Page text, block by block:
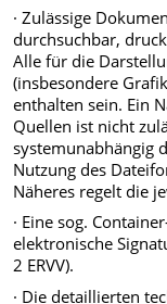
· Zulässige
durchsuchbar,
Alle für die
(insbesondere
enthalten sein. Ein
Quellen ist nicht
systemunabhängig
Nutzung des
Näheres regelt die
· Eine sog.
elektronische
2 ERVV).
· Die detaillierten